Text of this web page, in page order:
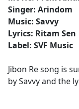
Singer: Arindom
Music: Savvy
Lyrics: Ritam Sen
Label: SVF Music
Jibon Re song is
by Savvy and the